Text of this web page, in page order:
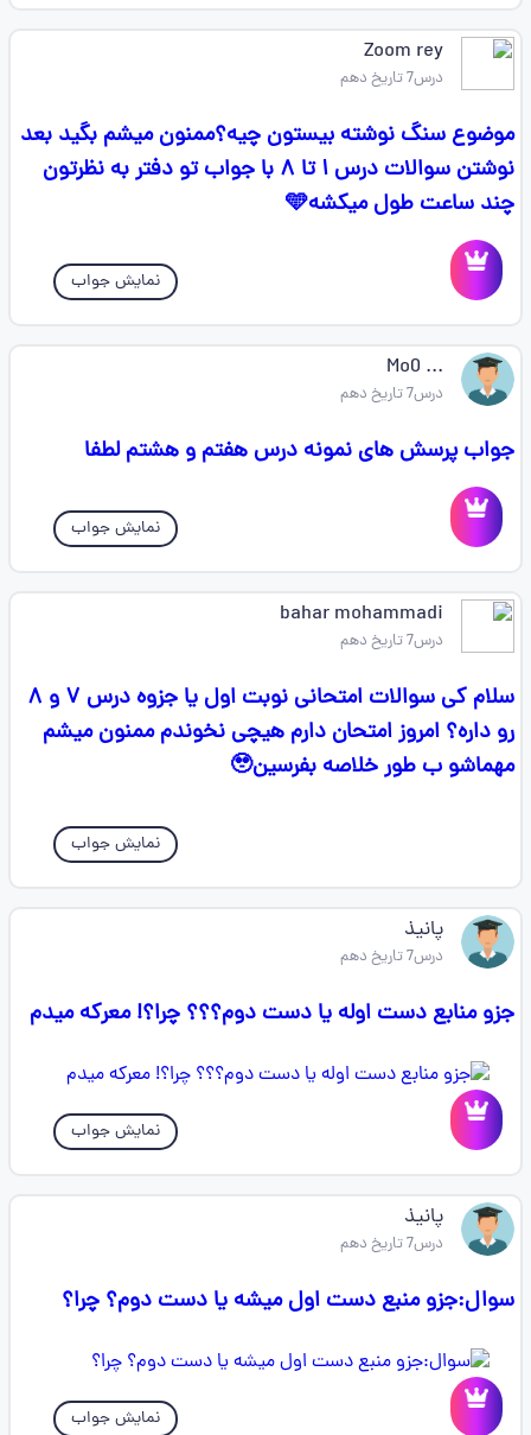
Zoom rey
درس7 تاریخ دهم
موضوع سنگ نوشته بیستون چیه؟ممنون میشم بگید بعد
نوشتن سوالات درس ۱ تا ۸ با جواب تو دفتر به نظرتون
چند ساعت طول میکشه🩵
نمایش جواب
... Mo0
درس7 تاریخ دهم
جواب پرسش های نمونه درس هفتم و هشتم لطفا
نمایش جواب
bahar mohammadi
درس7 تاریخ دهم
سلام کی سوالات امتحانی نوبت اول یا جزوه درس ۷ و ۸
رو داره؟ امروز امتحان دارم هیچی نخوندم ممنون میشم
مهماشو ب طور خلاصه بفرسین🥹
نمایش جواب
پانیذ
درس7 تاریخ دهم
جزو منابع دست اوله یا دست دوم؟؟؟ چرا؟! معرکه میدم
نمایش جواب
پانیذ
درس7 تاریخ دهم
سوال:جزو منبع دست اول میشه یا دست دوم؟ چرا؟
نمایش جواب